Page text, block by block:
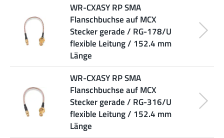
WR-CXASY RP SMA
Flanschbuchse auf MCX
Stecker gerade / RG-178/U
flexible Leitung / 152.4 mm
Länge
WR-CXASY RP SMA
Flanschbuchse auf MCX
Stecker gerade / RG-316/U
flexible Leitung / 152.4 mm
Länge